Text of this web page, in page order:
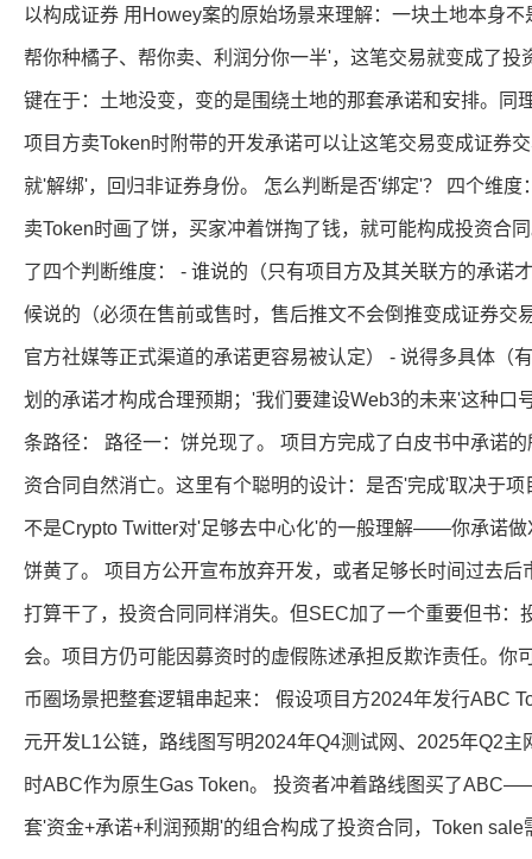
以构成证券 用Howey案的原始场景来理解：一块土地本身
帮你种橘子、帮你卖、利润分你一半'，这笔交易就变成了
键在于：土地没变，变的是围绕土地的那套承诺和安排。同
项目方卖Token时附带的开发承诺可以让这笔交易变成证券
就'解绑'，回归非证券身份。 怎么判断是否'绑定'？ 四个维
卖Token时画了饼，买家冲着饼掏了钱，就可能构成投资合
了四个判断维度： - 谁说的（只有项目方及其关联方的承诺
候说的（必须在售前或售时，售后推文不会倒推变成证券交
官方社媒等正式渠道的承诺更容易被认定） - 说得多具体（
划的承诺才构成合理预期；'我们要建设Web3的未来'这种口
条路径： 路径一：饼兑现了。 项目方完成了白皮书中承诺
资合同自然消亡。这里有个聪明的设计：是否'完成'取决于
不是Crypto Twitter对'足够去中心化'的一般理解——你承诺
饼黄了。 项目方公开宣布放弃开发，或者足够长时间过去
打算干了，投资合同同样消失。但SEC加了一个重要但书：
会。项目方仍可能因募资时的虚假陈述承担反欺诈责任。你
币圈场景把整套逻辑串起来： 假设项目方2024年发行ABC
元开发L1公链，路线图写明2024年Q4测试网、2025年Q2
时ABC作为原生Gas Token。 投资者冲着路线图买了
套'资金+承诺+利润预期'的组合构成了投资合同，Token